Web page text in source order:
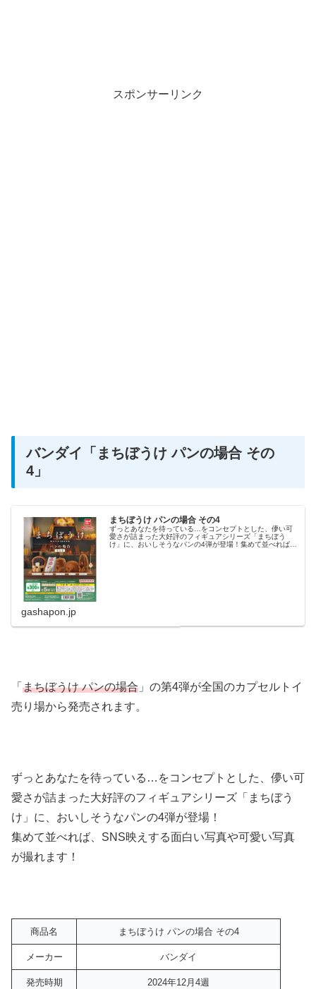
スポンサーリンク
バンダイ 「まちぼうけ パンの場合 その
4」
まちぼうけ パンの場合 その4
ずっとあなたを待っている…をコンセプトとした、儚い可
愛さが詰まった大好評のフィギュアシリーズ「まちぼう
け」に、おいしそうなパンの4弾が登場！集めて並べれば、
gashapon.jp
「 まちぼうけ パンの場合 」の第4弾が全国のカプセルトイ
売り場から発売されます。
ずっとあなたを待っている…をコンセプトとした、儚い可
愛さが詰まった大好評のフィギュアシリーズ「まちぼう
け」に、おいしそうなパンの4弾が登場！
集めて並べれば、SNS映えする面白い写真や可愛い写真
が撮れます！
商品名 まちぼうけ パンの場合 その4
メーカー バンダイ
発売時期 2024年12月4週